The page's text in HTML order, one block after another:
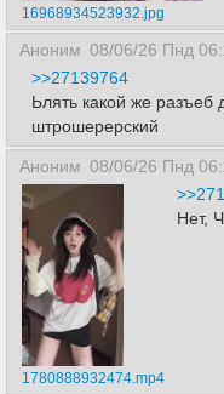
16968934523932.jpg
Аноним 08/06/26 Пнд
>>27139764
Ьлять какой же
штрошерерский
Аноним 08/06/26 Пнд
1780888932474.mp4
Нет,